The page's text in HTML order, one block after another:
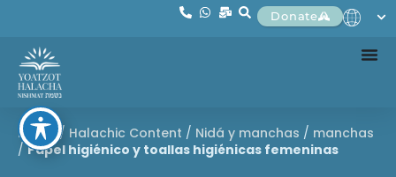
Donate
Home / Halachic Content / Nidá y manchas / manchas
/Papel higiénico y toallas higiénicas femeninas